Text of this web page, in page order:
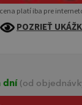
platí iba pre
POZRIEŤ
dní (od